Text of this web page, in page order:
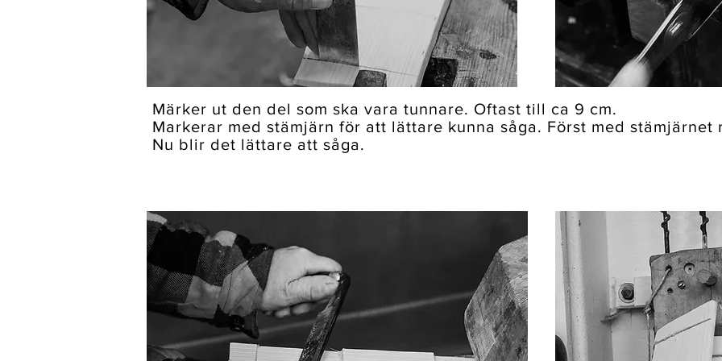
Märker ut den del som ska vara tunnare. Oftast till ca 9 cm.
Markerar med stämjärn för att lättare kunna såga. Först med
Nu blir det lättare att såga.